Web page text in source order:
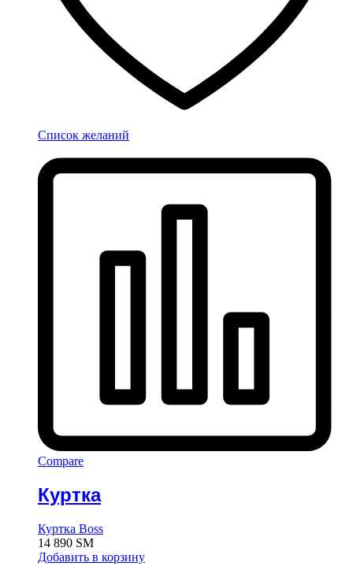
Список желаний
Compare
Куртка
Куртка Boss
14 890 ЅМ
Добавить в корзину